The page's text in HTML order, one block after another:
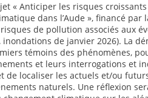
« Anticiper les risques
dans l’Aude », financé par
risques de pollution associés aux
inondations de janvier 2026). La
témoins des phénomènes,
et leurs interrogations et
de localiser les actuels et/ou
naturels. Une réflexion